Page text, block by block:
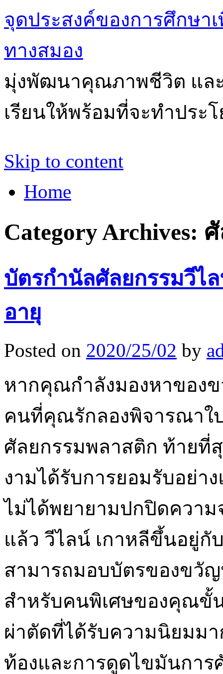
จุดประสงค์ของการศึกษา
ทางสมอง
มุ่งพัฒนาคุณภาพชีวิต แล
เรียนให้พร้อมที่จะทำประ
Skip to content
Home
Category Archives:
บัตรกำนัลศัลยกรรมวีไ
อายุ
Posted on 2020/25/02 by
หากคุณกำลังมองหาของ
คนที่คุณรักลองพิจารณาใ
ศัลยกรรมพลาสติก ท้ายที่
งามได้รับการยอมรับอย่
ไม่ได้พยายามปกปิดความ
แล้ว วีไลน์ เกาหลีขึ้นอยู่
สามารถมอบบัตรของขวั
สำหรับคนพิเศษของคุณขั้
ผ่าตัดที่ได้รับความนิยมม
ท้องและการดูดไขมันการ